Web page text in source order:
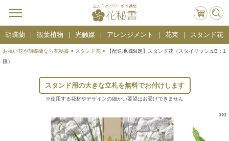
胡蝶蘭 観葉植物 光触媒 アレンジメント 花束 スタンド花
お祝い花や胡蝶蘭なら花秘書 > スタンド花 > 【配送地域限定】スタンド花（スタイリッシュB：1
段）
スタンド用の大きな立札を無料でお付けします
※使用する花材やデザインの細かい要望はお受けできません